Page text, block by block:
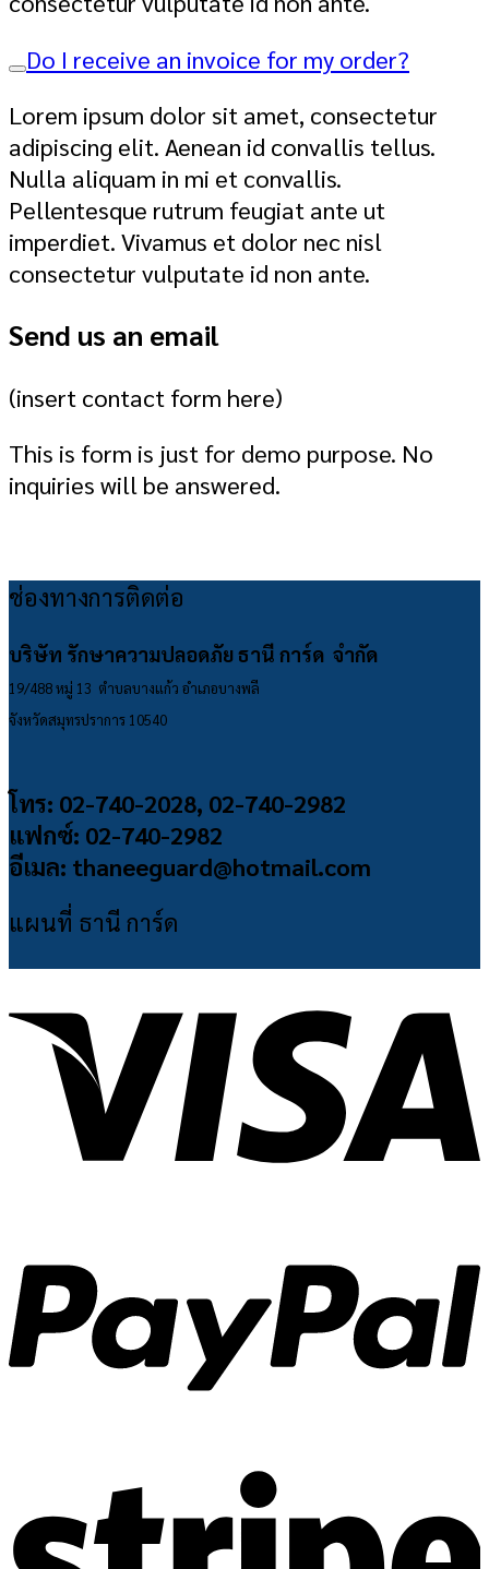
Do I receive an invoice for my order?
Lorem ipsum dolor sit amet, consectetur
adipiscing elit. Aenean id convallis tellus.
Nulla aliquam in mi et convallis.
Pellentesque rutrum feugiat ante ut
imperdiet. Vivamus et dolor nec nisl
consectetur vulputate id non ante.
Send us an email
(insert contact form here)
This is form is just for demo purpose. No
inquiries will be answered.
ช่องทางการติดต่อ
บริษัท รักษาความปลอดภัย ธานี การ์ด จำกัด
19/488 หมู่ 13 ตำบลบางแก้ว อำเภอบางพลี
จังหวัดสมุทรปราการ 10540
โทร: 02-740-2028, 02-740-2982
แฟกซ์: 02-740-2982
อีเมล: thaneeguard@hotmail.com
แผนที่ ธานี การ์ด